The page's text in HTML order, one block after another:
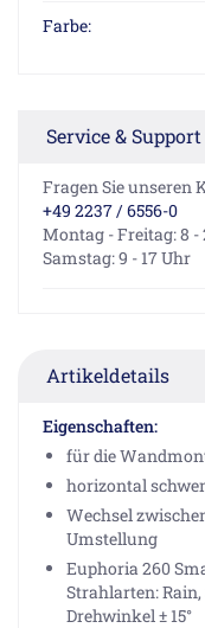
Farbe:
Service & Support
Fragen Sie unseren
+49 2237 / 6556-0
Montag - Freitag: 8 -
Samstag: 9 - 17 Uhr
Artikeldetails
Eigenschaften:
für die
horizontal
Wechsel
Umstellung
Euphoria 260
Strahlarten:
Drehwinkel ± 15°